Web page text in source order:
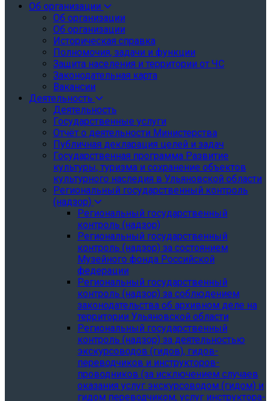
Об организации
Об организации
Об организации
Историческая справка
Полномочия, задачи и функции
Защита населения и территории от ЧС
Законодательная карта
Вакансии
Деятельность
Деятельность
Государственные услуги
Отчёт о деятельности Министерства
Публичная декларация целей и задач
Государственная программа Развитие
культуры, туризма и сохранение объектов
культурного наследия в Ульяновской области
Региональный государственный контроль
(надзор)
Региональный государственный
контроль (надзор)
Региональный государственный
контроль (надзор) за состоянием
Музейного фонда Российской
федерации
Региональный государственный
контроль (надзор) за соблюдением
законодательства об архивном деле на
территории Ульяновской области
Региональный государственный
контроль (надзор) за деятельностью
экскурсоводов (гидов), гидов-
переводчиков и инструкторов-
проводников (за исключением случаев
оказания услуг экскурсоводом (гидом) и
гидом переводчиком, услуг инструктора-